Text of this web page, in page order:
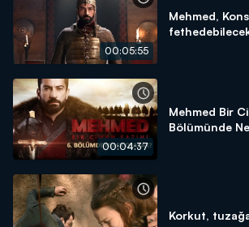
00:05:55
Mehmed,
00:04:37
Mehmed Bir
Bölümünde
Korkut,